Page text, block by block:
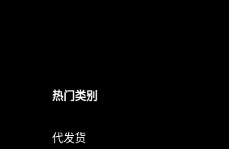
热门类别
代发货